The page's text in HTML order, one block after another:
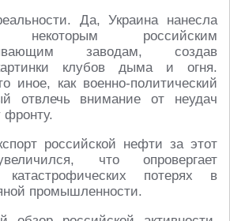
Да, Украина нанесла
российским
заводам, создав
клубов дыма и огня.
иное, как военно-политический
отвлечь внимание от неудач
фронту.
российской нефти за этот
что опровергает
потерях в
промышленности.